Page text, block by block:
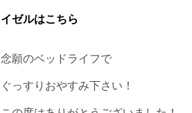
イゼルはこちら
念願のベッドライフで
ぐっすりおやすみ下さい！